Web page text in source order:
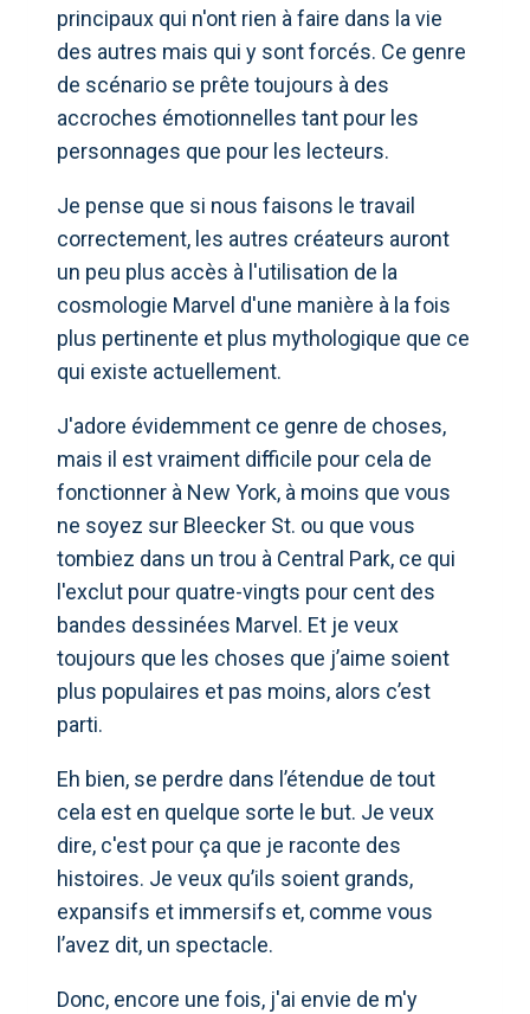
principaux qui n'ont rien à faire dans la vie
des autres mais qui y sont forcés. Ce genre
de scénario se prête toujours à des
accroches émotionnelles tant pour les
personnages que pour les lecteurs.
Je pense que si nous faisons le travail
correctement, les autres créateurs auront
un peu plus accès à l'utilisation de la
cosmologie Marvel d'une manière à la fois
plus pertinente et plus mythologique que ce
qui existe actuellement.
J'adore évidemment ce genre de choses,
mais il est vraiment difficile pour cela de
fonctionner à New York, à moins que vous
ne soyez sur Bleecker St. ou que vous
tombiez dans un trou à Central Park, ce qui
l'exclut pour quatre-vingts pour cent des
bandes dessinées Marvel. Et je veux
toujours que les choses que j’aime soient
plus populaires et pas moins, alors c’est
parti.
Eh bien, se perdre dans l’étendue de tout
cela est en quelque sorte le but. Je veux
dire, c'est pour ça que je raconte des
histoires. Je veux qu’ils soient grands,
expansifs et immersifs et, comme vous
l’avez dit, un spectacle.
Donc, encore une fois, j'ai envie de m'y